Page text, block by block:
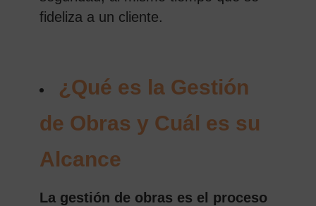
fideliza a un cliente.
¿Qué es la Gestión
de Obras y Cuál es su
Alcance
La gestión de obras es el proceso